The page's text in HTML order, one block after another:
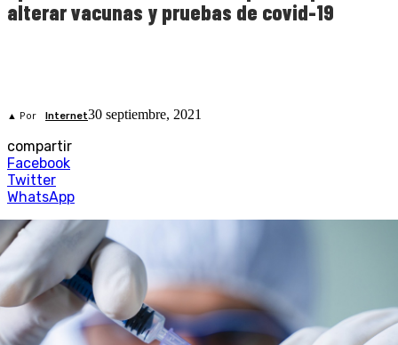
alterar vacunas y pruebas de covid-19
▲ Por Internet30 septiembre, 2021
compartir
Facebook
Twitter
WhatsApp